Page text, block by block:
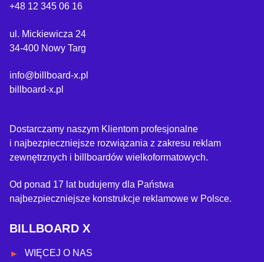
+48 12 345 06 16
ul. Mickiewicza 24
34-400 Nowy Targ
info@billboard-x.pl
billboard-x.pl
Dostarczamy naszym Klientom profesjonalne
i najbezpieczniejsze rozwiązania z zakresu reklam
zewnętrznych i billboardów wielkoformatowych.
Od ponad 17 lat budujemy dla Państwa
najbezpieczniejsze konstrukcje reklamowe w Polsce.
BILLBOARD X
WIĘCEJ O NAS